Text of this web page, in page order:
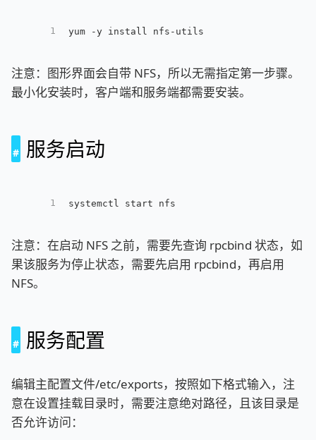
1 yum -y install nfs-utils
注意：图形界面会自带 NFS，所以无需指定第一步骤。
最小化安装时，客户端和服务端都需要安装。
服务启动
1 systemctl start nfs
注意：在启动 NFS 之前，需要先查询 rpcbind 状态，如
果该服务为停止状态，需要先启用 rpcbind，再启用
NFS。
服务配置
编辑主配置文件/etc/exports，按照如下格式输入，注
意在设置挂载目录时，需要注意绝对路径，且该目录是
否允许访问：